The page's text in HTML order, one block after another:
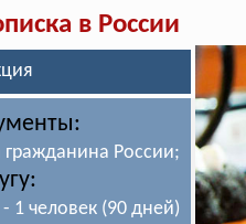
в России
гражданина России;
1 человек (90 дней)